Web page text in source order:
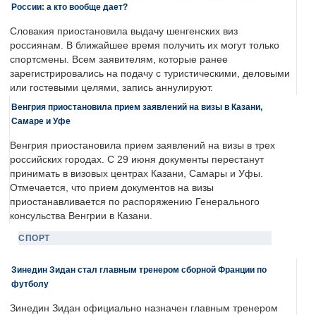
России: а кто вообще дает?
Словакия приостановила выдачу шенгенских виз
россиянам. В ближайшее время получить их могут только
спортсмены. Всем заявителям, которые ранее
зарегистрировались на подачу с туристическими, деловыми
или гостевыми целями, запись аннулируют.
Венгрия приостановила прием заявлений на визы в Казани,
Самаре и Уфе
Венгрия приостановила прием заявлений на визы в трех
российских городах. С 29 июня документы перестанут
принимать в визовых центрах Казани, Самары и Уфы.
Отмечается, что прием документов на визы
приостанавливается по распоряжению Генерального
консульства Венгрии в Казани.
СПОРТ
Зинедин Зидан стал главным тренером сборной Франции по
футболу
Зинедин Зидан официально назначен главным тренером